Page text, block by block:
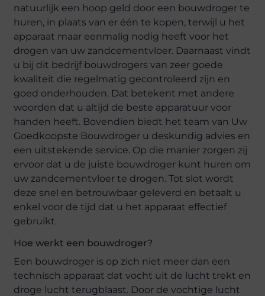
natuurlijk een hoop geld door een bouwdroger te
huren, in plaats van er één te kopen, terwijl u het
apparaat maar eenmalig nodig heeft voor het
drogen van uw zandcementvloer. Daarnaast vindt
u bij dit bedrijf bouwdrogers van zeer goede
kwaliteit die regelmatig gecontroleerd zijn en
goed onderhouden. Dat betekent met andere
woorden dat u altijd de beste apparatuur voor
handen heeft. Bovendien biedt het team van Uw
Goedkoopste Bouwdroger u deskundig advies en
een uitstekende service. Op die manier zorgen zij
ervoor dat u de juiste bouwdroger kunt huren om
uw zandcementvloer te drogen. Tot slot wordt
deze snel en betrouwbaar geleverd en betaalt u
enkel voor de tijd dat u het apparaat effectief
gebruikt.
Hoe werkt een bouwdroger?
Een bouwdroger is op zich niet meer dan een
technisch apparaat dat vocht uit de lucht trekt en
droge lucht terugblaast. Door de vochtige lucht